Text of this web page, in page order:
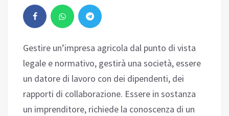
Gestire un’impresa agricola dal punto di vista
legale e normativo, gestirà una società, essere
un datore di lavoro con dei dipendenti, dei
rapporti di collaborazione. Essere in sostanza
un imprenditore, richiede la conoscenza di un